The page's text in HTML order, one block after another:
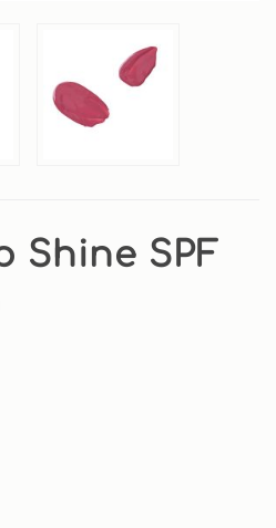
Shine SPF